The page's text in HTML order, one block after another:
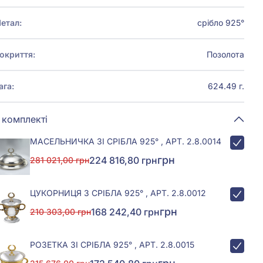
срібло 925°
Позолота
624.49 г.
МАСЕЛЬНИЧКА ЗІ СРІБЛА 925° , АРТ. 2.8.0014
281 021,00 грн224 816,80 грнгрн
ЦУКОРНИЦЯ З СРІБЛА 925° , АРТ. 2.8.0012
210 303,00 грн168 242,40 грнгрн
РОЗЕТКА ЗІ СРІБЛА 925° , АРТ. 2.8.0015